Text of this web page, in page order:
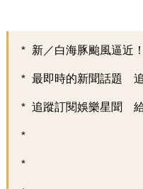
新／白海豚颱風逼近
最即時的新聞話題
追蹤訂閱娛樂星聞